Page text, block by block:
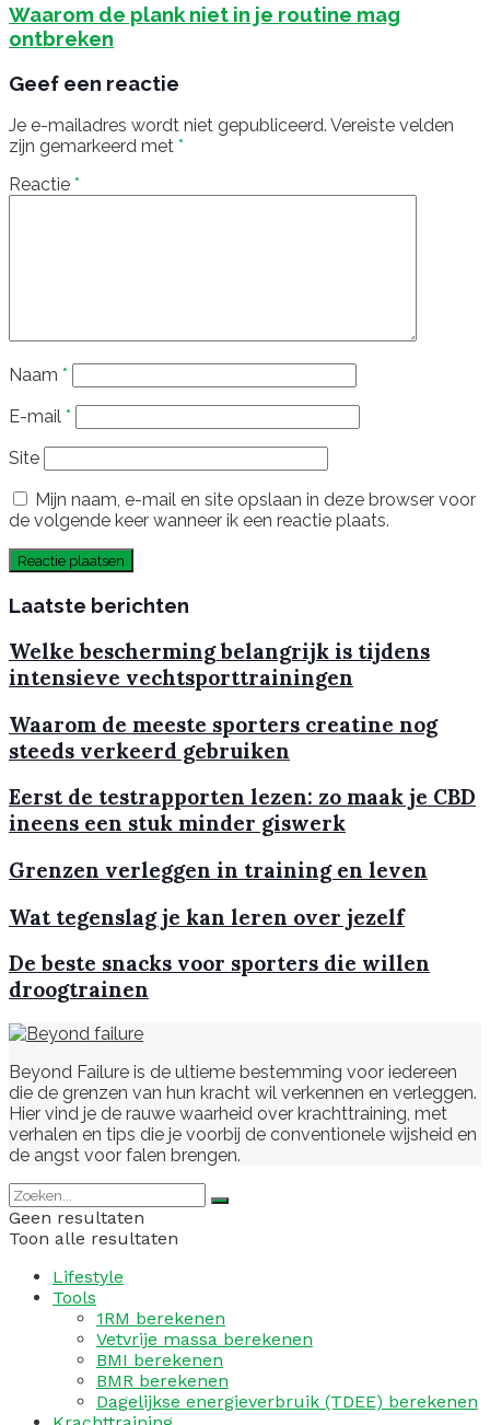
Waarom de plank niet in je routine mag
ontbreken
Geef een reactie
Je e-mailadres wordt niet gepubliceerd. Vereiste velden
zijn gemarkeerd met *
Reactie *
Naam *
E-mail *
Site
Mijn naam, e-mail en site opslaan in deze browser voor
de volgende keer wanneer ik een reactie plaats.
Laatste berichten
Welke bescherming belangrijk is tijdens
intensieve vechtsporttrainingen
Waarom de meeste sporters creatine nog
steeds verkeerd gebruiken
Eerst de testrapporten lezen: zo maak je CBD
ineens een stuk minder giswerk
Grenzen verleggen in training en leven
Wat tegenslag je kan leren over jezelf
De beste snacks voor sporters die willen
droogtrainen
Beyond Failure is de ultieme bestemming voor iedereen
die de grenzen van hun kracht wil verkennen en verleggen.
Hier vind je de rauwe waarheid over krachttraining, met
verhalen en tips die je voorbij de conventionele wijsheid en
de angst voor falen brengen.
Geen resultaten
Toon alle resultaten
Lifestyle
Tools
1RM berekenen
Vetvrije massa berekenen
BMI berekenen
BMR berekenen
Dagelijkse energieverbruik (TDEE) berekenen